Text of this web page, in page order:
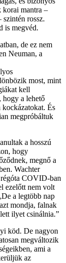
korai mantra –
szintén rossz.
is megvéd.
de ez nem
Neuman, a
most, mint
kell
hogy a lehető
És
megpróbáltuk
a hosszú
hogy
megnő a
Wachter
COVID-ban
ezelőtt nem volt
a legtöbb nap
mondja, falnak
ilyet csinálnia.”
köd. De nagyon
megváltozik
ami a
az